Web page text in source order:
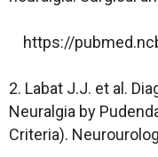
https://
2. Labat J.J. et al.
Neuralgia by
Criteria).